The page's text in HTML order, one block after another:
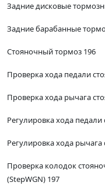
Задние дисковые
Задние барабанные
Стояночный тормоз 196
Проверка хода педали
Проверка хода рычага
Регулировка хода педали
Регулировка хода рычага
Проверка колодок
(StepWGN) 197